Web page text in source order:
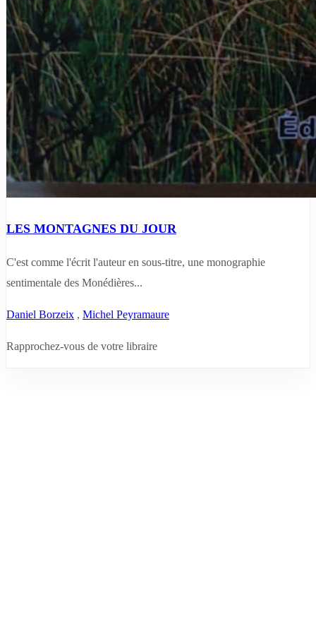
LES MONTAGNES DU JOUR
C'est comme l'écrit l'auteur en sous-titre, une monographie
sentimentale des Monédières...
Daniel Borzeix , Michel Peyramaure
Rapprochez-vous de votre libraire